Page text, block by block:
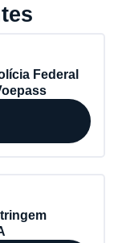
Federal